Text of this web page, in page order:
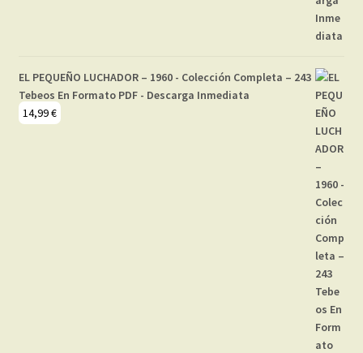
EL PEQUEÑO LUCHADOR – 1960 - Colección Completa – 243
Tebeos En Formato PDF - Descarga Inmediata
14,99€